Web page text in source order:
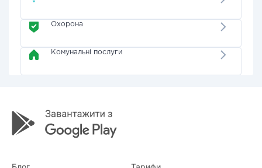
Охорона
Комунальні послуги